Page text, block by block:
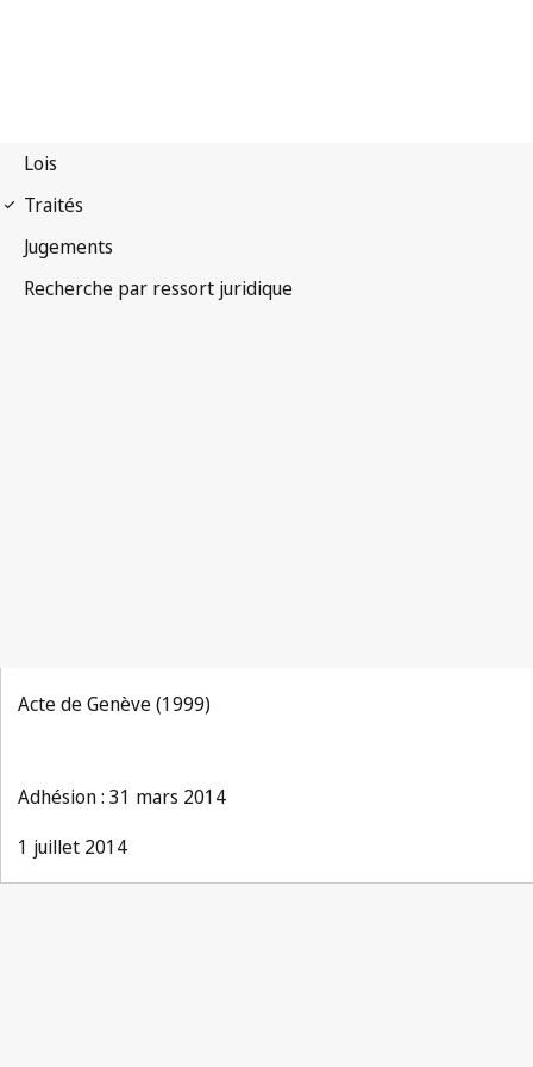
Acte de Genève (1999)
Adhésion : 31 mars 2014
1 juillet 2014